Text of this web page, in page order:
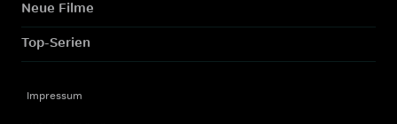
Neue Filme
Top-Serien
Impressum